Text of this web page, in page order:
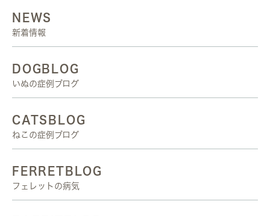
NEWS
新着情報
DOGBLOG
いぬの症例ブログ
CATSBLOG
ねこの症例ブログ
FERRETBLOG
フェレットの病気